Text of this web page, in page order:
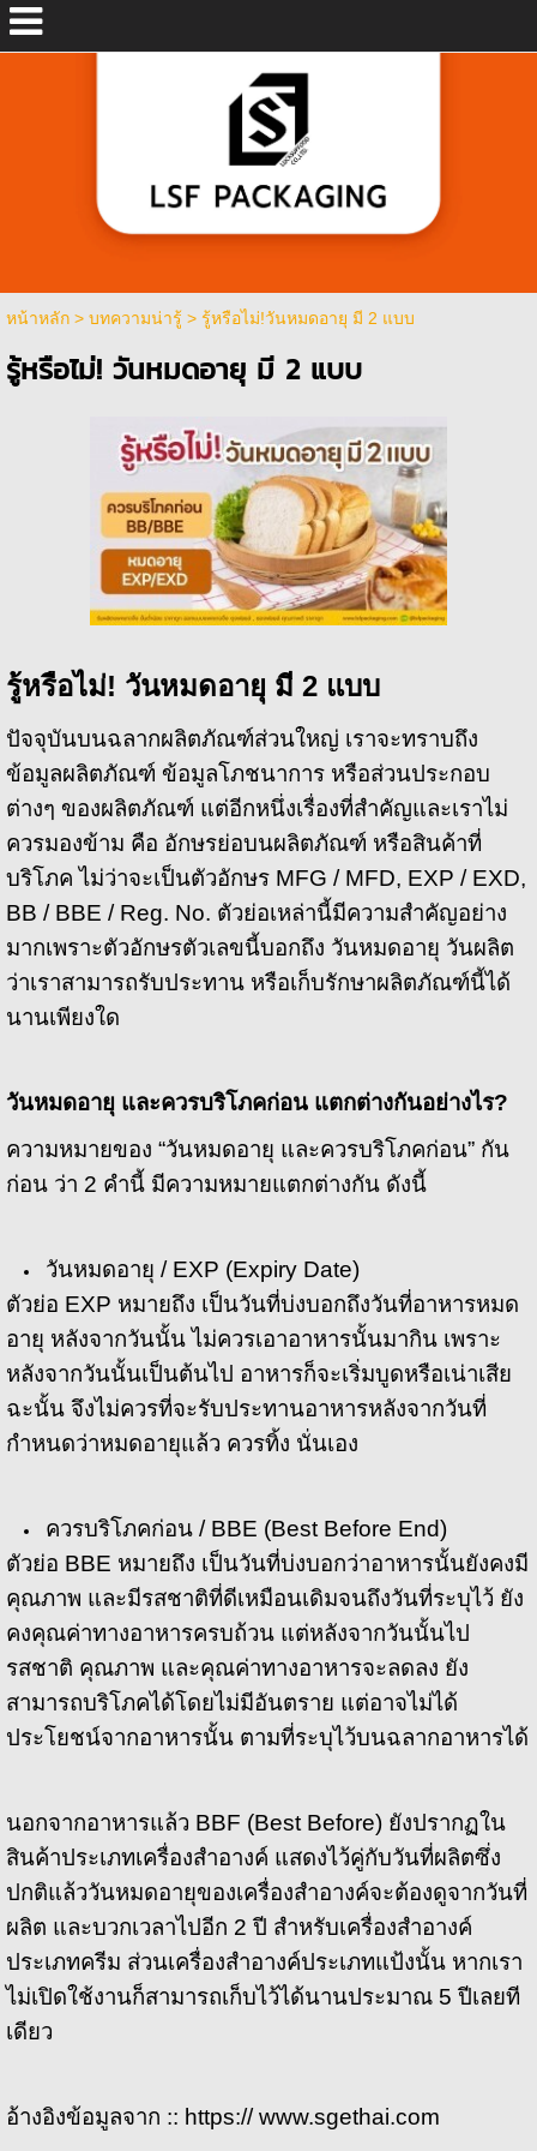
หน้าหลัก> บทความน่ารู้ > รู้หรือไม่!วันหมดอายุ มี 2 แบบ
รู้หรือไม่! วันหมดอายุ มี 2 แบบ
รู้หรือไม่! วันหมดอายุ มี 2 แบบ
ปัจจุบันบนฉลากผลิตภัณฑ์ส่วนใหญ่ เราจะทราบถึง
ข้อมูลผลิตภัณฑ์ ข้อมูลโภชนาการ หรือส่วนประกอบ
ต่างๆ ของผลิตภัณฑ์ แต่อีกหนึ่งเรื่องที่สำคัญและเราไม่
ควรมองข้าม คือ อักษรย่อบนผลิตภัณฑ์ หรือสินค้าที่
บริโภค ไม่ว่าจะเป็นตัวอักษร MFG / MFD, EXP / EXD,
BB / BBE / Reg. No. ตัวย่อเหล่านี้มีความสำคัญอย่าง
มากเพราะตัวอักษรตัวเลขนี้บอกถึง วันหมดอายุ วันผลิต
ว่าเราสามารถรับประทาน หรือเก็บรักษาผลิตภัณฑ์นี้ได้
นานเพียงใด
วันหมดอายุ และควรบริโภคก่อน แตกต่างกันอย่างไร?
ความหมายของ “วันหมดอายุ และควรบริโภคก่อน” กัน
ก่อน ว่า 2 คำนี้ มีความหมายแตกต่างกัน ดังนี้
วันหมดอายุ / EXP (Expiry Date)
ตัวย่อ EXP หมายถึง เป็นวันที่บ่งบอกถึงวันที่อาหารหมด
อายุ หลังจากวันนั้น ไม่ควรเอาอาหารนั้นมากิน เพราะ
หลังจากวันนั้นเป็นต้นไป อาหารก็จะเริ่มบูดหรือเน่าเสีย
ฉะนั้น จึงไม่ควรที่จะรับประทานอาหารหลังจากวันที่
กำหนดว่าหมดอายุแล้ว ควรทิ้ง นั่นเอง
ควรบริโภคก่อน / BBE (Best Before End)
ตัวย่อ BBE หมายถึง เป็นวันที่บ่งบอกว่าอาหารนั้นยังคงมี
คุณภาพ และมีรสชาติที่ดีเหมือนเดิมจนถึงวันที่ระบุไว้ ยัง
คงคุณค่าทางอาหารครบถ้วน แต่หลังจากวันนั้นไป
รสชาติ คุณภาพ และคุณค่าทางอาหารจะลดลง ยัง
สามารถบริโภคได้โดยไม่มีอันตราย แต่อาจไม่ได้
ประโยชน์จากอาหารนั้น ตามที่ระบุไว้บนฉลากอาหารได้
นอกจากอาหารแล้ว BBF (Best Before) ยังปรากฏใน
สินค้าประเภทเครื่องสำอางค์ แสดงไว้คู่กับวันที่ผลิตซึ่ง
ปกติแล้ววันหมดอายุของเครื่องสำอางค์จะต้องดูจากวันที่
ผลิต และบวกเวลาไปอีก 2 ปี สำหรับเครื่องสำอางค์
ประเภทครีม ส่วนเครื่องสำอางค์ประเภทแป้งนั้น หากเรา
ไม่เปิดใช้งานก็สามารถเก็บไว้ได้นานประมาณ 5 ปีเลยที
เดียว
อ้างอิงข้อมูลจาก :: https:// www.sgethai.com